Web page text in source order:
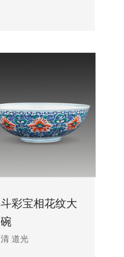
斗彩宝相花纹大
碗
清 道光